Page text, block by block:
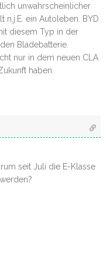
unwahrscheinlicher
n.j.E. ein Autoleben. BYD
diesem Typ in der
Bladebatterie.
nur in dem neuen CLA
haben.
seit Juli die E-Klasse